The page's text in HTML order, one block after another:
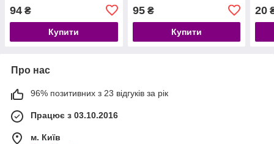
94 ₴
Купити
95₴
Купити
20
Про нас
96% позитивних з 23 відгуків за рік
Працює з 03.10.2016
м. Київ